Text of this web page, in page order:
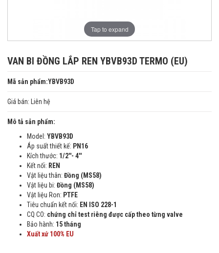
Tap to expand
VAN BI ĐỒNG LẮP REN YBVB93D TERMO (EU)
Mã sản phẩm:YBVB93D
Giá bán: Liên hệ
Mô tả sản phẩm:
Model: YBVB93D
Áp suất thiết kế: PN16
Kích thước: 1/2''- 4''
Kết nối: REN
Vật liệu thân: Đồng (MS58)
Vật liệu bi: Đồng (MS58)
Vật liệu Ron: PTFE
Tiêu chuẩn kết nối: EN ISO 228-1
CQ CO: chứng chỉ test riêng được cấp theo từng valve
Bảo hành: 15 tháng
Xuất xứ 100% EU